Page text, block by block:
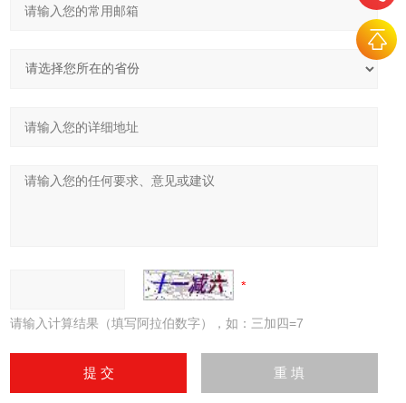
请输入计算结果（填写阿拉伯数字），如：三加四=7